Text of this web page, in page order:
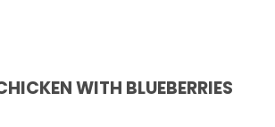
WITH BLUEBERRIES